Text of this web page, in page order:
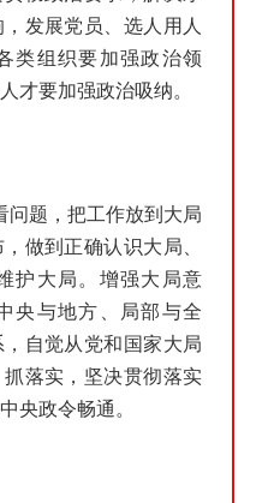
发展党员、选人用人
类组织要加强政治领
才要加强政治吸纳。
题，把工作放到大局
做到正确认识大局、
护大局。增强大局意
央与地方、局部与全
自觉从党和国家大局
落实，坚决贯彻落实
央政令畅通。